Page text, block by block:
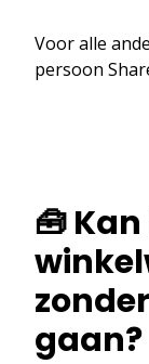
Voor alle
persoon
🧰
gaan?